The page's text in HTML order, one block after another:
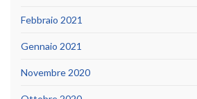
Febbraio 2021
Gennaio 2021
Novembre 2020